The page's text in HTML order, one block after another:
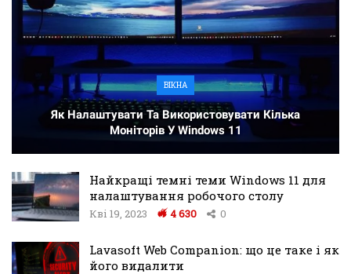
ВІКНА
Як Налаштувати Та Використовувати Кілька
Моніторів У Windows 11
Найкращі темні теми Windows 11 для
налаштування робочого столу
Кві 19, 2023 4 630 0
Lavasoft Web Companion: що це таке і як
його видалити